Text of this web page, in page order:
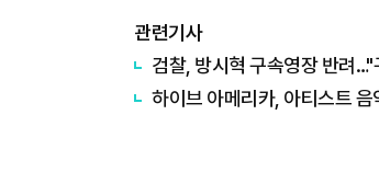
관련기사
검찰, 방시혁 구속영장 반려
하이브 아메리카, 아티스트